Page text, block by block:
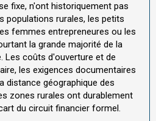
fixe, n'ont historiquement pas
populations rurales, les petits
femmes entrepreneures ou les
la grande majorité de la
Les coûts d'ouverture et de
les exigences documentaires
distance géographique des
zones rurales ont durablement
du circuit financier formel.